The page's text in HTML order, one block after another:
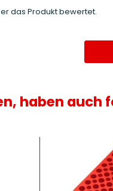
das Produkt bewertet.
haben auch